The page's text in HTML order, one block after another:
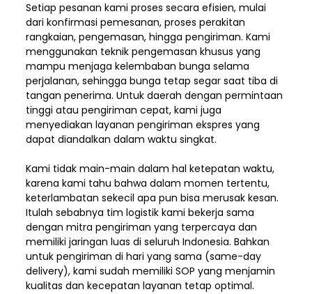
Setiap pesanan kami proses secara efisien, mulai
dari konfirmasi pemesanan, proses perakitan
rangkaian, pengemasan, hingga pengiriman. Kami
menggunakan teknik pengemasan khusus yang
mampu menjaga kelembaban bunga selama
perjalanan, sehingga bunga tetap segar saat tiba di
tangan penerima. Untuk daerah dengan permintaan
tinggi atau pengiriman cepat, kami juga
menyediakan layanan pengiriman ekspres yang
dapat diandalkan dalam waktu singkat.
Kami tidak main-main dalam hal ketepatan waktu,
karena kami tahu bahwa dalam momen tertentu,
keterlambatan sekecil apa pun bisa merusak kesan.
Itulah sebabnya tim logistik kami bekerja sama
dengan mitra pengiriman yang terpercaya dan
memiliki jaringan luas di seluruh Indonesia. Bahkan
untuk pengiriman di hari yang sama (same-day
delivery), kami sudah memiliki SOP yang menjamin
kualitas dan kecepatan layanan tetap optimal.